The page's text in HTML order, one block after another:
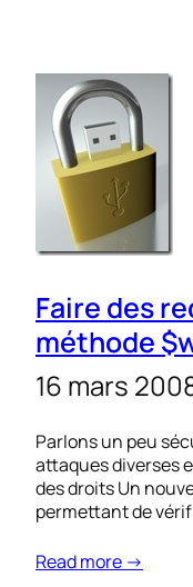
Faire des
méthode
16 mars
Parlons un peu
attaques diverses
des droits Un
permettant de
Read more →